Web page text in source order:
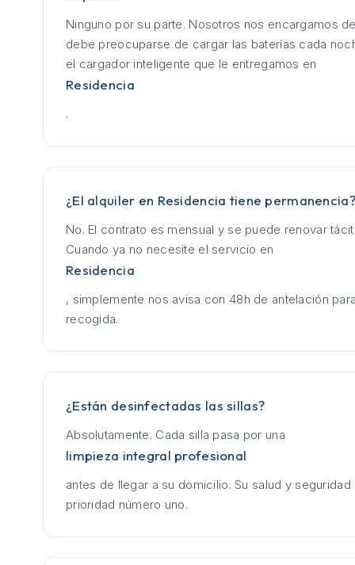
Ninguno por su parte. Nosotros nos encargamos
debe preocuparse de cargar las baterías cada
el cargador inteligente que le entregamos en
Residencia
.
¿El alquiler en Residencia tiene permanencia?
No. El contrato es mensual y se puede renovar
Cuando ya no necesite el servicio en
Residencia
, simplemente nos avisa con 48h de antelación
recogida.
¿Están desinfectadas las sillas?
Absolutamente. Cada silla pasa por una
limpieza integral profesional
antes de llegar a su domicilio. Su salud y seguridad
prioridad número uno.